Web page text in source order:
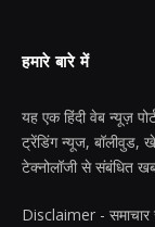
हमारे बारे में
यह एक हिंदी वेब न्यूज़
ट्रेंडिंग न्यूज, बॉलीवुड,
टेक्नोलॉजी से संबंधित
Disclaimer - समाचार